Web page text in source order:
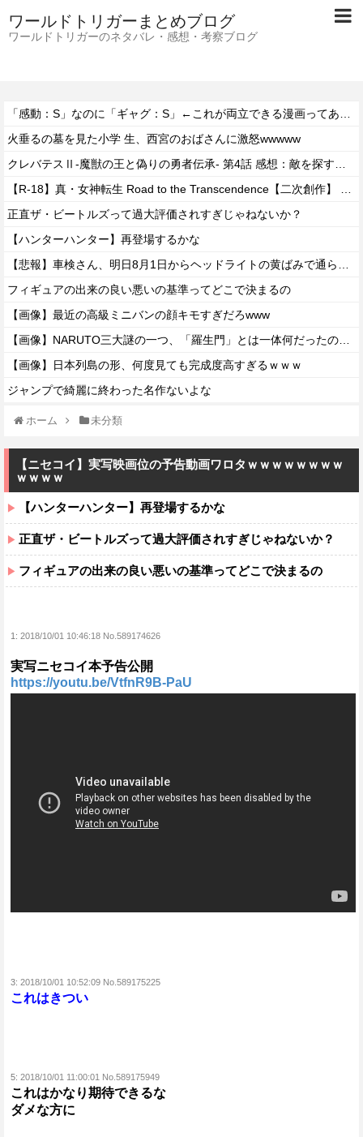
ワールドトリガーまとめブログ
ワールドトリガーのネタバレ・感想・考察ブログ
火垂るの墓を見た小学 生、西宮のおばさんに激怒wwwww
正直ザ・ビートルズって過大評価されすぎじゃねないか？
【ハンターハンター】再登場するかな
フィギュアの出来の良い悪いの基準ってどこで決まるの
【画像】最近の高級ミニバンの顔キモすぎだろwww
【画像】日本列島の形、何度見ても完成度高すぎるｗｗｗ
ジャンプで綺麗に終わった名作ないよな
ホーム 未分類
【ニセコイ】実写映画位の予告動画ワロタｗｗｗｗｗｗｗｗ
ｗｗｗｗ
【ハンターハンター】再登場するかな
正直ザ・ビートルズって過大評価されすぎじゃねないか？
フィギュアの出来の良い悪いの基準ってどこで決まるの
1: 2018/10/01 10:46:18 No.589174626
実写ニセコイ本予告公開
https://youtu.be/VtfnR9B-PaU
3: 2018/10/01 10:52:09 No.589175225
これはきつい
5: 2018/10/01 11:00:01 No.589175949
これはかなり期待できるな
ダメな方に